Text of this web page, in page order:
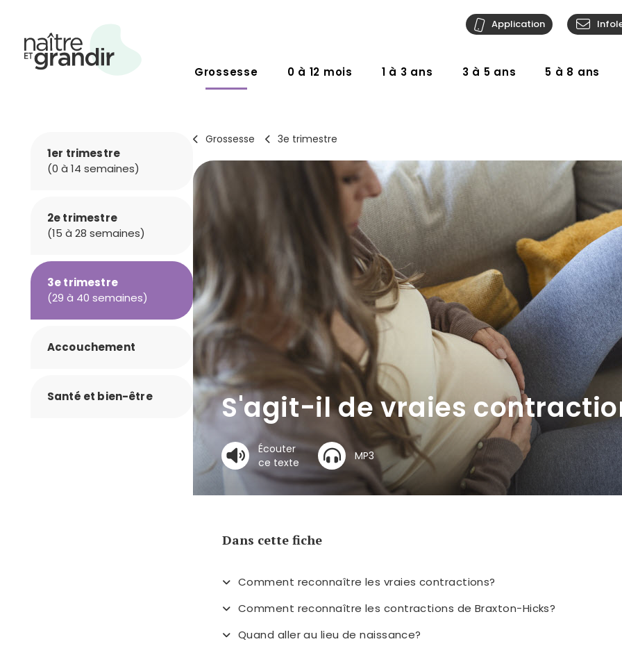
Grossesse 0 à 12 mois 1 à 3 ans 3 à 5 ans 5 à 8 ans
Application
Grossesse 3e trimestre
S'agit-il de vraies
Écouter
ce texte
MP3
Dans cette fiche
Comment reconnaître les vraies contractions?
Comment reconnaître les contractions de Braxton-Hicks?
Quand aller au lieu de naissance?
1er trimestre
(0 à 14 semaines)
2e trimestre
(15 à 28 semaines)
3e trimestre
(29 à 40 semaines)
Accouchement
Santé et bien-être